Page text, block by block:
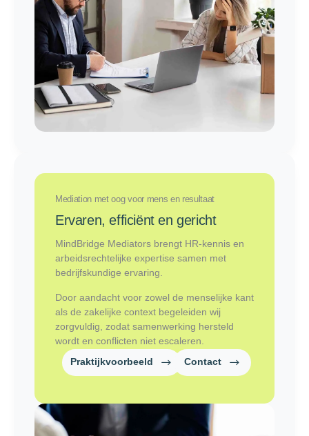
Mediation met oog voor mens en resultaat
Ervaren, efficiënt en gericht
MindBridge Mediators brengt HR-kennis en
arbeidsrechtelijke expertise samen met
bedrijfskundige ervaring.
Door aandacht voor zowel de menselijke kant
als de zakelijke context begeleiden wij
zorgvuldig, zodat samenwerking hersteld
wordt en conflicten niet escaleren.
Praktijkvoorbeeld
Contact